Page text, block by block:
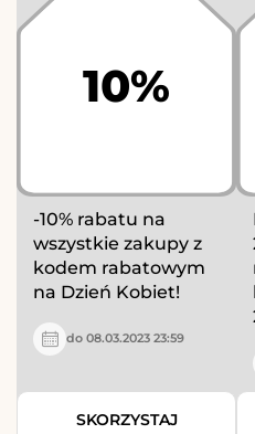
10%
-10% rabatu na
wszystkie zakupy z
kodem rabatowym
na Dzień Kobiet!
do 08.03.2023 23:59
SKORZYSTAJ